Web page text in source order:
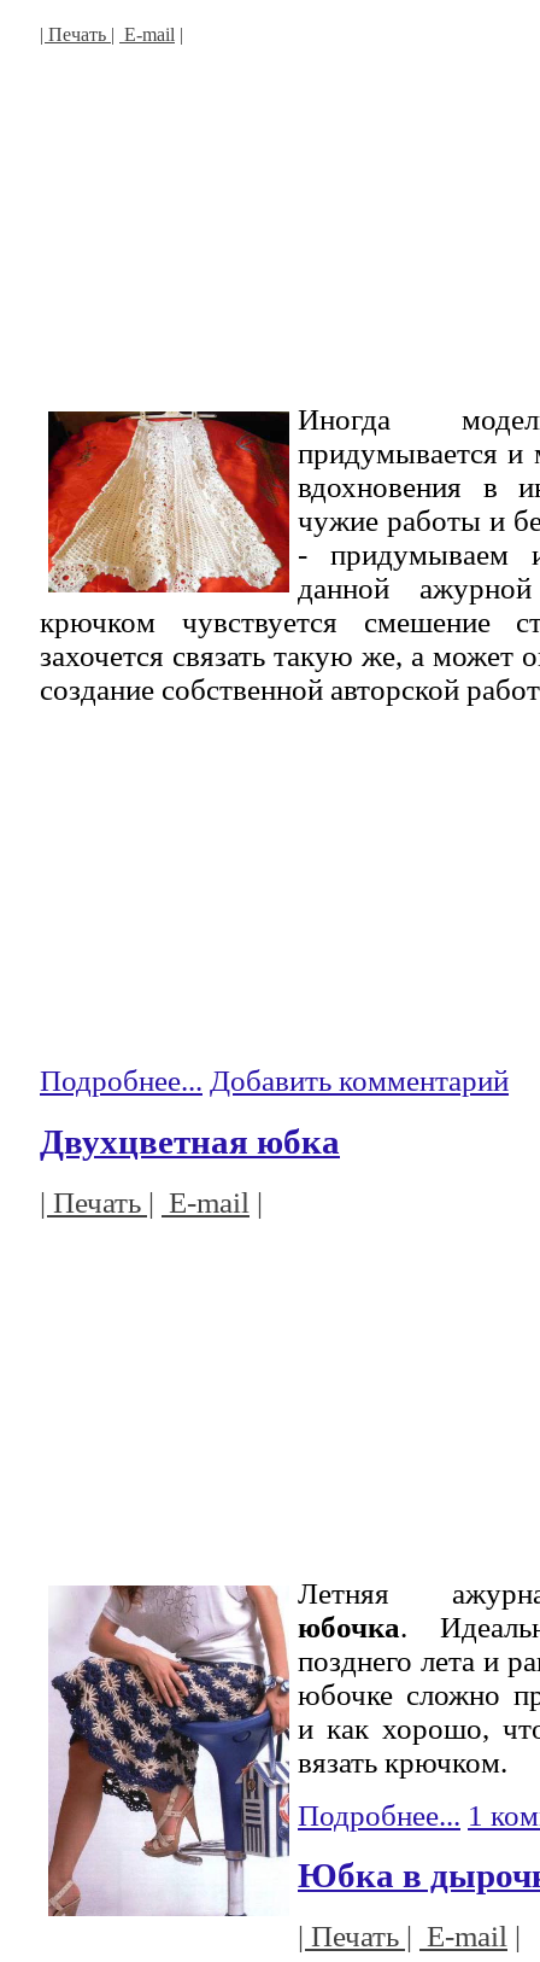
| Печать | E-mail |
Иногда
придумывается и
вдохновения в
чужие работы и
- придумываем
данной
крючком чувствуется смешение
захочется связать такую же, а может
создание собственной авторской
Подробнее... Добавить комментарий
Двухцветная юбка
| Печать | E-mail |
Летняя
юбочка.
позднего лета и
юбочке сложно
и как хорошо,
вязать крючком.
Подробнее... 1
Юбка в
| Печать | E-mail |